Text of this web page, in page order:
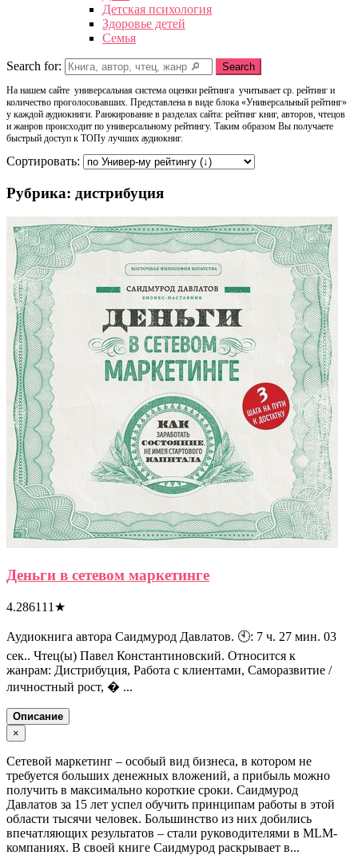
Детская психология
Здоровье детей
Семья
Search for: Search
На нашем сайте универсальная система оценки рейтинга учитывает ср. рейтинг и
количество проголосовавших. Представлена в виде блока «Универсальный рейтинг»
у каждой аудиокниги. Ранжирование в разделах сайта: рейтинг книг, авторов, чтецов
и жанров происходит по универсальному рейтингу. Таким образом Вы получаете
быстрый доступ к ТОПу лучших аудиокниг.
Сортировать:
Рубрика: дистрибуция
Деньги в сетевом маркетинге
4.286111 ★
Аудиокнига автора Саидмурод Давлатов. 🕙: 7 ч. 27 мин. 03
сек.. Чтец(ы) Павел Константиновский. Относится к
жанрам: Дистрибуция, Работа с клиентами, Саморазвитие /
личностный рост, � ...
Описание
×
Сетевой маркетинг – особый вид бизнеса, в котором не
требуется больших денежных вложений, а прибыль можно
получить в максимально короткие сроки. Саидмурод
Давлатов за 15 лет успел обучить принципам работы в этой
области тысячи человек. Большинство из них добились
впечатляющих результатов – стали руководителями в MLM-
компаниях. В своей книге Саидмурод раскрывает в...